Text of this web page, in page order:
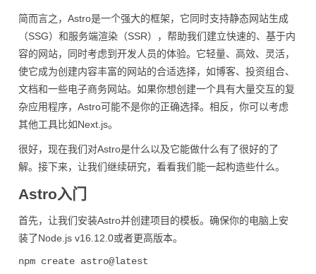
简而言之，Astro是一个强大的框架，它同时支持静态网站生成
（SSG）和服务端渲染（SSR），帮助我们建立快速的、基于内
容的网站，同时考虑到开发人员的体验。它轻量、高效、灵活，
使它成为创建内容丰富的网站的合适选择，如博客、投资组合、
文档和一些电子商务网站。如果你想创建一个具有大量交互的复
杂应用程序，Astro可能不是你的正确选择。相反，你可以考虑
其他工具比如Next.js。
很好，现在我们对Astro是什么以及它能做什么有了很好的了
解。接下来，让我们继续研究，看看我们能一起构造些什么。
Astro入门
首先，让我们安装Astro并创建项目的模板。确保你的电脑上安
装了Node.js v16.12.0或者更高版本。